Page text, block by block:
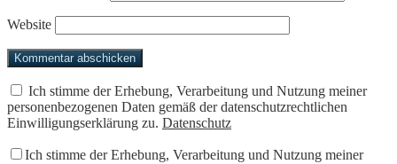
Website
Ich stimme der Erhebung, Verarbeitung und Nutzung meiner
personenbezogenen Daten gemäß der datenschutzrechtlichen
Einwilligungserklärung zu. Datenschutz
Ich stimme der Erhebung, Verarbeitung und Nutzung meiner